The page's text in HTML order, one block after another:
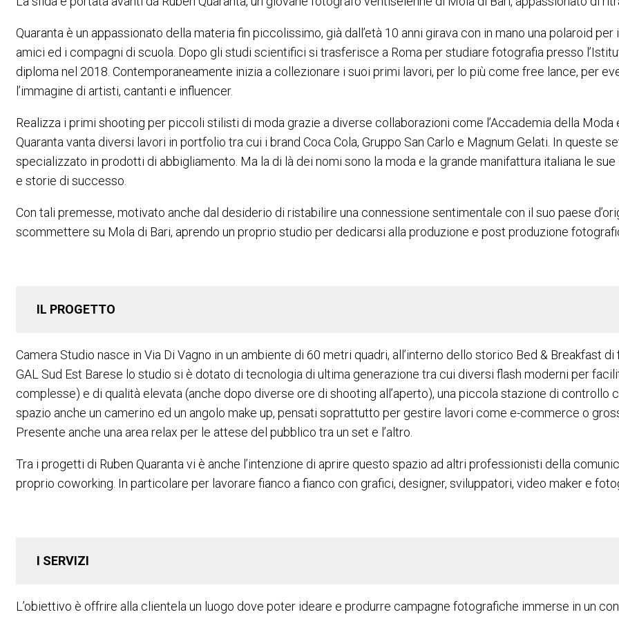
Quaranta è un appassionato della materia fin piccolissimo, già dall’età 10 anni girava con in mano una polaroid
amici ed i compagni di scuola. Dopo gli studi scientifici si trasferisce a Roma per studiare fotografia presso
diploma nel 2018. Contemporaneamente inizia a collezionare i suoi primi lavori, per lo più come free lance, per
l’immagine di artisti, cantanti e influencer.
Realizza i primi shooting per piccoli stilisti di moda grazie a diverse collaborazioni come l’Accademia della
Quaranta vanta diversi lavori in portfolio tra cui i brand Coca Cola, Gruppo San Carlo e Magnum Gelati. In queste
specializzato in prodotti di abbigliamento. Ma la di là dei nomi sono la moda e la grande manifattura italiana le
e storie di successo.
Con tali premesse, motivato anche dal desiderio di ristabilire una connessione sentimentale con il suo paese
scommettere su Mola di Bari, aprendo un proprio studio per dedicarsi alla produzione e post produzione
IL PROGETTO
Camera Studio nasce in Via Di Vagno in un ambiente di 60 metri quadri, all’interno dello storico Bed & Breakfast
GAL Sud Est Barese lo studio si è dotato di tecnologia di ultima generazione tra cui diversi flash moderni per
complesse) e di qualità elevata (anche dopo diverse ore di shooting all’aperto), una piccola stazione di
spazio anche un camerino ed un angolo make up, pensati soprattutto per gestire lavori come e-commerce o
Presente anche una area relax per le attese del pubblico tra un set e l’altro.
Tra i progetti di Ruben Quaranta vi è anche l’intenzione di aprire questo spazio ad altri professionisti della
proprio coworking. In particolare per lavorare fianco a fianco con grafici, designer, sviluppatori, video maker e
I SERVIZI
L’obiettivo è offrire alla clientela un luogo dove poter ideare e produrre campagne fotografiche immerse in un